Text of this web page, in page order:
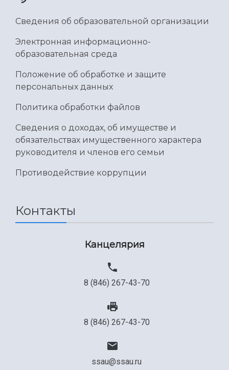
Умный дом бабочек
Международный межвузовский кампус
Сведения об образовательной организации
Официальные документы
Сведения об образовательной организации
Электронная информационно-
образовательная среда
Положение об обработке и защите
персональных данных
Политика обработки файлов
Сведения о доходах, об имуществе и
обязательствах имущественного характера
руководителя и членов его семьи
Противодействие коррупции
Контакты
Канцелярия
8 (846) 267-43-70
8 (846) 267-43-70
ssau@ssau.ru